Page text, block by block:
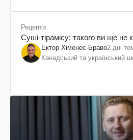
Рецепти
Суші-тірамісу: такого ви ще не
Ектор Хіменес-Браво2 дні
Канадський та український